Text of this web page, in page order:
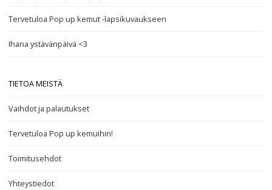
Tervetuloa Pop up kemut -lapsikuvaukseen
Ihana ystävänpäivä <3
TIETOA MEISTÄ
Vaihdot ja palautukset
Tervetuloa Pop up kemuihin!
Toimitusehdot
Yhteystiedot